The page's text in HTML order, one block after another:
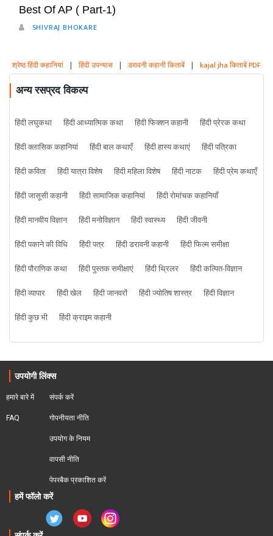
Best Of AP ( Part-1)
SHIVRAJ BHOKARE
श्रेष्ठ हिंदी कहानियां | हिंदी उपन्यास | डरावनी कहानी किताबें | kajal jha किताबें PDF
अन्य रसप्रद विकल्प
हिंदी लघुकथा हिंदी आध्यात्मिक कथा हिंदी फिक्शन कहानी
हिंदी प्रेरक कथा
हिंदी क्लासिक कहानियां
हिंदी बाल कथाएँ हिंदी हास्य कथाएं
हिंदी पत्रिका
हिंदी कविता
हिंदी यात्रा विशेष हिंदी महिला विशेष हिंदी नाटक
हिंदी प्रेम कथाएँ
हिंदी जासूसी कहानी
हिंदी सामाजिक कहानियां
हिंदी रोमांचक कहानियाँ
हिंदी मानवीय विज्ञान
हिंदी मनोविज्ञान हिंदी स्वास्थ्य
हिंदी जीवनी
हिंदी पकाने की विधि
हिंदी पत्र हिंदी डरावनी कहानी
हिंदी फिल्म समीक्षा
हिंदी पौराणिक कथा
हिंदी पुस्तक समीक्षाएं हिंदी थ्रिलर
हिंदी कल्पित-विज्ञान
हिंदी व्यापार
हिंदी खेल हिंदी जानवरों हिंदी ज्योतिष शास्त्र
हिंदी विज्ञान
हिंदी कुछ भी
हिंदी क्राइम कहानी
उपयोगी लिंक्स
हमारे बारे में
FAQ
संपर्क करें
गोपनीयता नीति
उपयोग के नियम
वापसी नीति
पेपरबैक प्रकाशित करें
हमें फॉलो करें